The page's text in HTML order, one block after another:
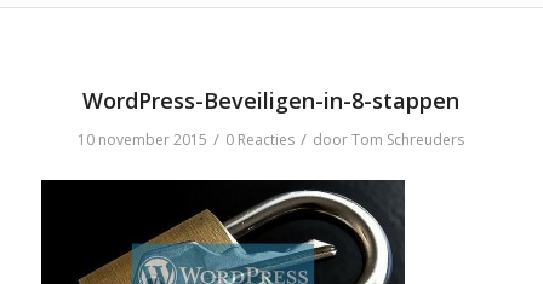
WordPress-Beveiligen-in-8-stappen
10 november 2015 / 0 Reacties / doorTom Schreuders